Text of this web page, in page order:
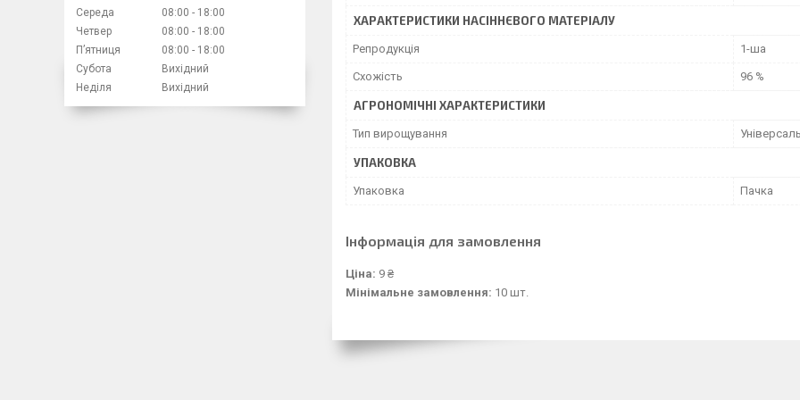
ХАРАКТЕРИСТИКИ НАСІННЄВОГО МАТЕРІАЛУ
Репродукція 1-ша
Схожість 96 %
АГРОНОМІЧНІ ХАРАКТЕРИСТИКИ
Тип вирощування
УПАКОВКА
Упаковка Пачка
Інформація для замовлення
Ціна: 9 ₴
Мінімальне замовлення: 10 шт.
Середа 08:00
18:00
Четвер
08:00
18:00
Пʼятниця
08:00
18:00
Субота
Вихідний
Неділя
Вихідний